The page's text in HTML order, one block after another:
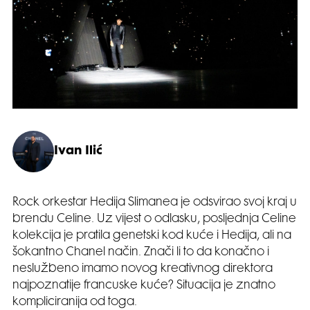
Ivan Ilić
Rock orkestar Hedija Slimanea je odsvirao svoj kraj u
brendu Celine. Uz vijest o odlasku, posljednja Celine
kolekcija je pratila genetski kod kuće i Hedija, ali na
šokantno Chanel način. Znači li to da konačno i
neslužbeno imamo novog kreativnog direktora
najpoznatije francuske kuće? Situacija je znatno
kompliciranija od toga.